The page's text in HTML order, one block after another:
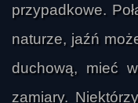
przypadkowe.
naturze, jaźń
duchową, mieć
zamiary.